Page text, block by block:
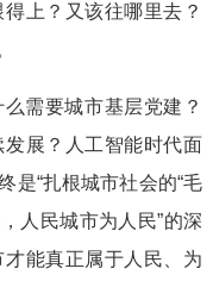
上？又该往哪里去？
需要城市基层党建？
展？人工智能时代面
是“扎根城市社会的“毛
人民城市为人民”的深
能真正属于人民、为